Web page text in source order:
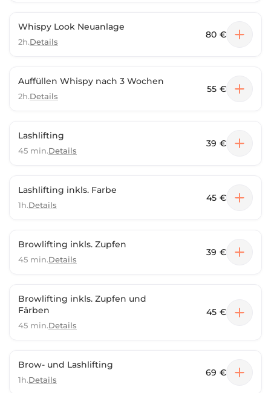
Whispy Look Neuanlage
2h.Details
80 €
Auffüllen Whispy nach 3 Wochen
2h.Details
55 €
Lashlifting
45 min.Details
39 €
Lashlifting inkls. Farbe
1h.Details
45 €
Browlifting inkls. Zupfen
45 min.Details
39 €
Browlifting inkls. Zupfen und
Färben
45 min.Details
45 €
Brow- und Lashlifting
1h.Details
69 €